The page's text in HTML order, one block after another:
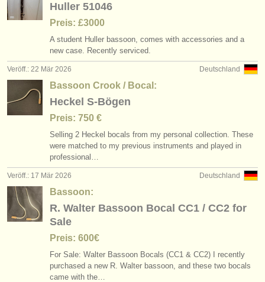
Huller 51046
Preis: £3000
A student Huller bassoon, comes with accessories and a
new case. Recently serviced.
Deutschland
Veröff.: 22 Mär 2026
Bassoon Crook / Bocal:
Heckel S-Bögen
Preis: 750 €
Selling 2 Heckel bocals from my personal collection. These
were matched to my previous instruments and played in
professional…
Deutschland
Veröff.: 17 Mär 2026
Bassoon:
R. Walter Bassoon Bocal CC1 / CC2 for
Sale
Preis: 600€
For Sale: Walter Bassoon Bocals (CC1 & CC2) I recently
purchased a new R. Walter bassoon, and these two bocals
came with the…